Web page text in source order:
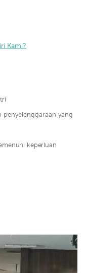
penyelenggaraan yang
keperluan